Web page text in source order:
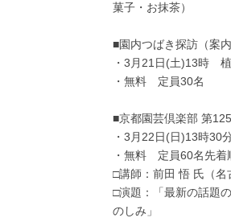
菓子・お抹茶）
■園内つばき探訪（案
・3月21日(土)13時
・無料 定員30名
■京都園芸倶楽部 第
・3月22日(日)13時30
・無料 定員60名先着
□講師：前田 悟 氏（名
□演題：「最新の話題
のしみ」